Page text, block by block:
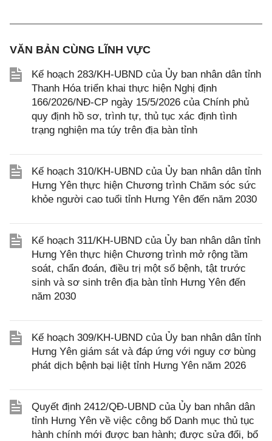
VĂN BẢN CÙNG LĨNH VỰC
Kế hoạch 283/KH-UBND của Ủy ban nhân dân tỉnh
Thanh Hóa triển khai thực hiện Nghị định
166/2026/NĐ-CP ngày 15/5/2026 của Chính phủ
quy định hồ sơ, trình tự, thủ tục xác định tình
trạng nghiện ma túy trên địa bàn tỉnh
Kế hoạch 310/KH-UBND của Ủy ban nhân dân tỉnh
Hưng Yên thực hiện Chương trình Chăm sóc sức
khỏe người cao tuổi tỉnh Hưng Yên đến năm 2030
Kế hoạch 311/KH-UBND của Ủy ban nhân dân tỉnh
Hưng Yên thực hiện Chương trình mở rộng tầm
soát, chẩn đoán, điều trị một số bệnh, tật trước
sinh và sơ sinh trên địa bàn tỉnh Hưng Yên đến
năm 2030
Kế hoạch 309/KH-UBND của Ủy ban nhân dân tỉnh
Hưng Yên giám sát và đáp ứng với nguy cơ bùng
phát dịch bệnh bại liệt tỉnh Hưng Yên năm 2026
Quyết định 2412/QĐ-UBND của Ủy ban nhân dân
tỉnh Hưng Yên về việc công bố Danh mục thủ tục
hành chính mới được ban hành; được sửa đổi, bổ